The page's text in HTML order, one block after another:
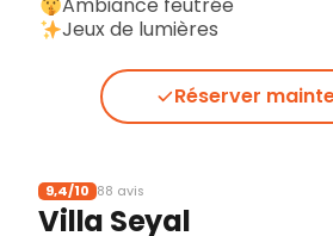
Ambiance feutrée
Jeux de lumières
Réserver
9,4/10 88 avis
Villa Seyal